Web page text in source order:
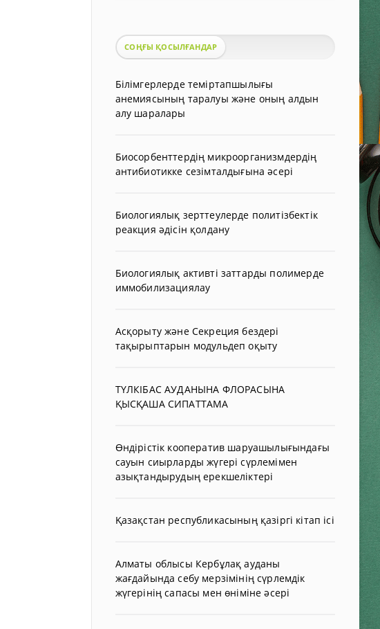
СОҢҒЫ ҚОСЫЛҒАНДАР
Білімгерлерде теміртапшылығы
анемиясының таралуы және оның алдын
алу шаралары
Биосорбенттердің микроорганизмдердің
антибиотикке сезімталдығына әсері
Биологиялық зерттеулерде политізбектік
реакция әдісін қолдану
Биологиялық активті заттарды полимерде
иммобилизациялау
Асқорыту және Секреция бездері
тақырыптарын модульдеп оқыту
ТҮЛКІБАС АУДАНЫНА ФЛОРАСЫНА
ҚЫСҚАША СИПАТТАМА
Өндірістік кооператив шаруашылығындағы
сауын сиырларды жүгері сүрлемімен
азықтандырудың ерекшеліктері
Қазақстан республикасының қазіргі кітап ісі
Алматы облысы Кербұлақ ауданы
жағдайында себу мерзімінің сүрлемдік
жүгерінің сапасы мен өніміне әсері